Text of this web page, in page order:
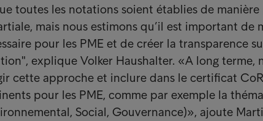
toutes les notations soient établies de
mais nous estimons qu’il est important de
pour les PME et de créer la transparence
explique Volker Haushalter. «A long terme,
cette approche et inclure dans le certificat
pour les PME, comme par exemple la
Social, Gouvernance)», ajoute